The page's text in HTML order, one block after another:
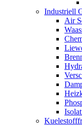
Industriell
Air